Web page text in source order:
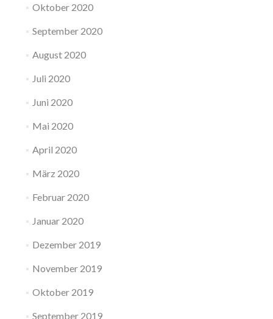
Oktober 2020
September 2020
August 2020
Juli 2020
Juni 2020
Mai 2020
April 2020
März 2020
Februar 2020
Januar 2020
Dezember 2019
November 2019
Oktober 2019
September 2019